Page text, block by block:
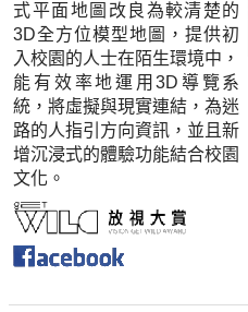
式平面地圖改良為較清楚的
3D全方位模型地圖，提供初
入校園的人士在陌生環境中，
能有效率地運用3D導覽系
統，將虛擬與現實連結，為迷
路的人指引方向資訊，並且新
增沉浸式的體驗功能結合校園
文化。